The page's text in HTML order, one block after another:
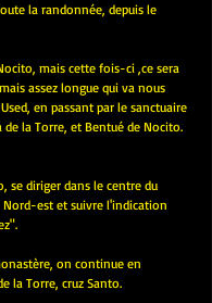
la randonnée, depuis le
mais cette fois-ci ,ce sera
assez longue qui va nous
en passant par le sanctuaire
de la Torre, et Bentué de Nocito.
se diriger dans le centre du
est et suivre l'indication
on continue en
la Torre, cruz Santo.